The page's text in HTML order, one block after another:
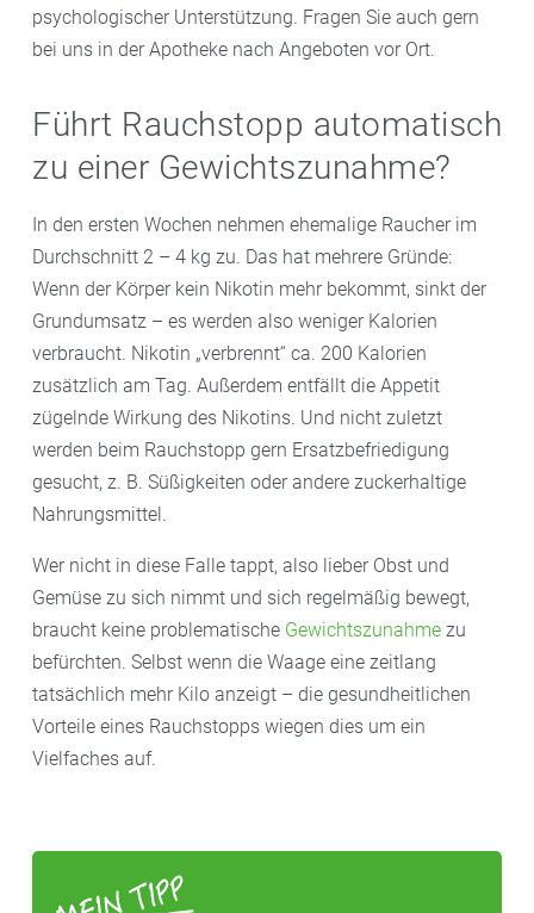
psychologischer Unterstützung. Fragen Sie auch gern
bei uns in der Apotheke nach Angeboten vor Ort.
Führt Rauchstopp automatisch
zu einer Gewichtszunahme?
In den ersten Wochen nehmen ehemalige Raucher im
Durchschnitt 2 – 4 kg zu. Das hat mehrere Gründe:
Wenn der Körper kein Nikotin mehr bekommt, sinkt der
Grundumsatz – es werden also weniger Kalorien
verbraucht. Nikotin „verbrennt“ ca. 200 Kalorien
zusätzlich am Tag. Außerdem entfällt die Appetit
zügelnde Wirkung des Nikotins. Und nicht zuletzt
werden beim Rauchstopp gern Ersatzbefriedigung
gesucht, z. B. Süßigkeiten oder andere zuckerhaltige
Nahrungsmittel.
Wer nicht in diese Falle tappt, also lieber Obst und
Gemüse zu sich nimmt und sich regelmäßig bewegt,
braucht keine problematische Gewichtszunahme zu
befürchten. Selbst wenn die Waage eine zeitlang
tatsächlich mehr Kilo anzeigt – die gesundheitlichen
Vorteile eines Rauchstopps wiegen dies um ein
Vielfaches auf.